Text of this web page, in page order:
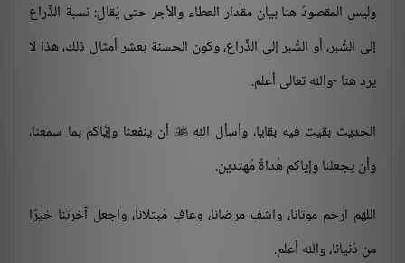
وليس المقصودُ هنا بيان مقدار العطاء والأجر حتى يُقال: نسبة الذِّراع
إلى الشِّبر، أو الشِّبر إلى الذِّراع، وكون الحسنة بعشر أمثال ذلك، هذا لا
يرد هنا -والله تعالى أعلم.
الحديث بقيت فيه بقايا، وأسأل الله أن ينفعنا وإيَّاكم بما سمعنا،
وأن يجعلنا وإياكم هُداةً مُهتدين.
اللهم ارحم موتانا، واشفِ مرضانا، وعافِ مُبتلانا، واجعل آخرتنا خيرًا
من دُنيانا، والله أعلم.